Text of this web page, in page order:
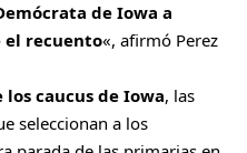
de Iowa a
el recuento«, afirmó Perez
los caucus de Iowa, las
seleccionan a los